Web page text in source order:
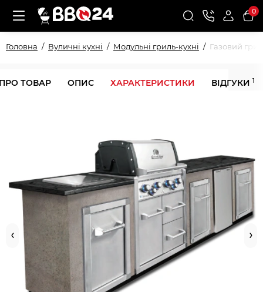
0
Головна Вуличні кухні Модульні гриль-кухні Газовий
ТОВАР ОПИС ХАРАКТЕРИСТИКИ ВІДГУКИ 1